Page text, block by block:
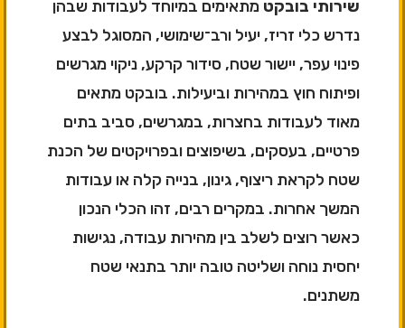
שירותי בובקט מתאימים במיוחד לעבודות שבהן
נדרש כלי זריז, יעיל ורב־שימושי, המסוגל לבצע
פינוי עפר, יישור שטח, סידור קרקע, ניקוי מגרשים
ופיתוח חוץ במהירות וביעילות. בובקט מתאים
מאוד לעבודות בחצרות, במגרשים, סביב בתים
פרטיים, בעסקים, בשיפוצים ובפרויקטים של הכנת
שטח לקראת ריצוף, גינון, בנייה קלה או עבודות
המשך אחרות. במקרים רבים, זהו הכלי הנכון
כאשר רוצים לשלב בין מהירות עבודה, נגישות
יחסית נוחה ושליטה טובה יותר בתנאי שטח
משתנים.